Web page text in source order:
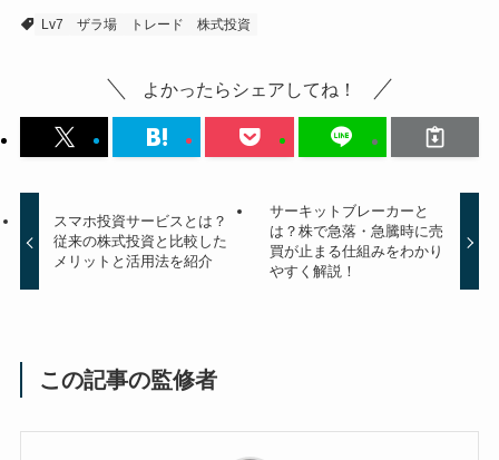
Lv7 ザラ場 トレード 株式投資
よかったらシェアしてね！
スマホ投資サービスとは？
従来の株式投資と比較した
メリットと活用法を紹介
サーキットブレーカーと
は？株で急落・急騰時に売
買が止まる仕組みをわかり
やすく解説！
この記事の監修者